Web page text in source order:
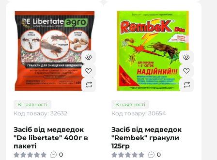
В наявності
Код товару: 32632
Засіб від медведок
"De libertate" 400г в
пакеті
0
В наявності
Код товару: 30654
Засіб від медведок
"Rembek" гранули
125гр
0